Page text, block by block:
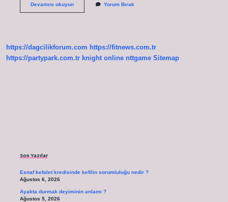
Devamını okuyunKülotlar
Yorum Bırak
https://dagcilikforum.com https://fitnews.com.tr
https://partypark.com.tr knight online nttgame Sitemap
Son Yazılar
Esnaf kefalet kredisinde kefilin sorumluluğu nedir ?
Ağustos 6, 2026
Ayakta durmak deyiminin anlamı ?
Ağustos 5, 2026